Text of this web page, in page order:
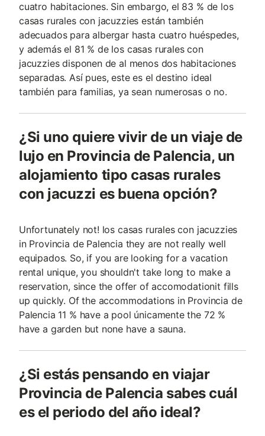
cuatro habitaciones. Sin embargo, el 83 % de los
casas rurales con jacuzzies están también
adecuados para albergar hasta cuatro huéspedes,
y además el 81 % de los casas rurales con
jacuzzies disponen de al menos dos habitaciones
separadas. Así pues, este es el destino ideal
también para familias, ya sean numerosas o no.
¿Si uno quiere vivir de un viaje de
lujo en Provincia de Palencia, un
alojamiento tipo casas rurales
con jacuzzi es buena opción?
Unfortunately not! los casas rurales con jacuzzies
in Provincia de Palencia they are not really well
equipados. So, if you are looking for a vacation
rental unique, you shouldn't take long to make a
reservation, since the offer of accomodationit fills
up quickly. Of the accommodations in Provincia de
Palencia 11 % have a pool únicamente the 72 %
have a garden but none have a sauna.
¿Si estás pensando en viajar
Provincia de Palencia sabes cuál
es el periodo del año ideal?